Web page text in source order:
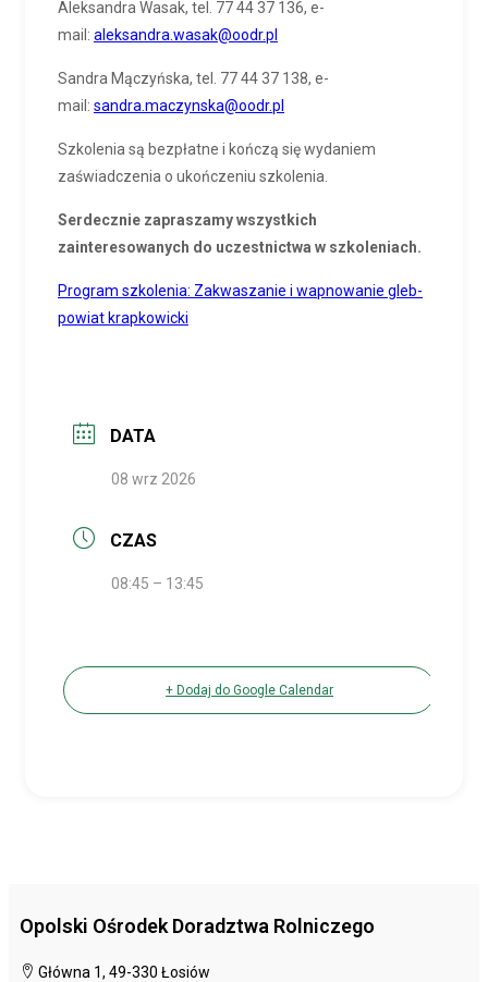
Aleksandra Wasak, tel. 77 44 37 136, e-
mail: aleksandra.wasak@oodr.pl
Sandra Mączyńska, tel. 77 44 37 138, e-
mail: sandra.maczynska@oodr.pl
Szkolenia są bezpłatne i kończą się wydaniem
zaświadczenia o ukończeniu szkolenia.
Serdecznie zapraszamy wszystkich
zainteresowanych do uczestnictwa w szkoleniach.
Program szkolenia: Zakwaszanie i wapnowanie gleb-
powiat krapkowicki
DATA
08 wrz 2026
CZAS
08:45 – 13:45
+ Dodaj do Google Calendar
Opolski Ośrodek Doradztwa Rolniczego
Główna 1, 49-330 Łosiów